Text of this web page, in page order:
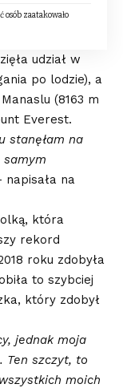
zaatakowało
udział w
po lodzie), a
(8163 m
Everest.
stanęłam na
samym
napisała na
która
rekord
roku zdobyła
to szybciej
który zdobył
jednak moja
Ten szczyt, to
moich